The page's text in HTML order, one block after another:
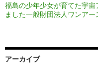
福島の少年少女が育てた宇
ました一般財団法人ワンアー
アーカイブ